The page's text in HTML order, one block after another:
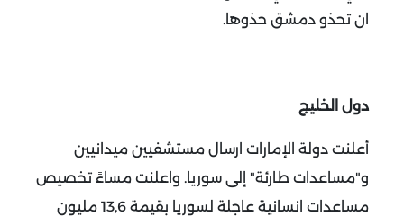
ان تحذو دمشق حذوها.
دول الخليج
أعلنت دولة الإمارات ارسال مستشفيين ميدانيين
و"مساعدات طارئة" إلى سوريا. واعلنت مساءً تخصيص
مساعدات انسانية عاجلة لسوريا بقيمة 13,6 مليون